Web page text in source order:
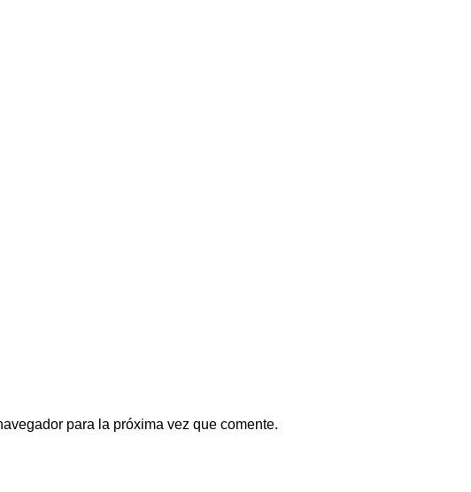
para la próxima vez que comente.